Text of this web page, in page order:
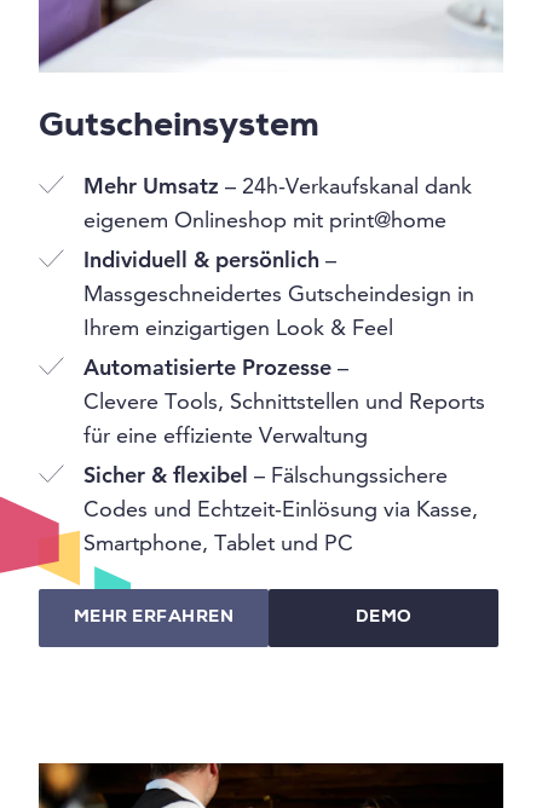
Gutscheinsystem
Mehr Umsatz – 24h-Verkaufskanal dank
eigenem Onlineshop mit print@home
Individuell & persönlich –
Massgeschneidertes Gutscheindesign in
Ihrem einzigartigen Look & Feel
Automatisierte Prozesse –
Clevere Tools, Schnittstellen und Reports
für eine effiziente Verwaltung
Sicher & flexibel – Fälschungssichere
Codes und Echtzeit-Einlösung via Kasse,
Smartphone, Tablet und PC
MEHR ERFAHREN DEMO